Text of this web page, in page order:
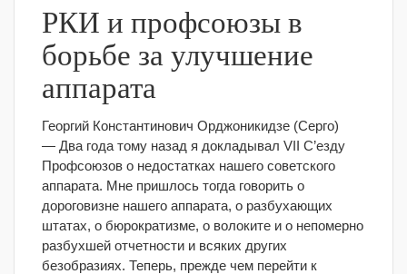
РКИ и профсоюзы в
борьбе за улучшение
аппарата
Георгий Константинович Орджоникидзе (Серго)
— Два года тому назад я докладывал VII С’езду
Профсоюзов о недостатках нашего советского
аппарата. Мне пришлось тогда говорить о
дороговизне нашего аппарата, о разбухающих
штатах, о бюрократизме, о волоките и о непомерно
разбухшей отчетности и всяких других
безобразиях. Теперь, прежде чем перейти к